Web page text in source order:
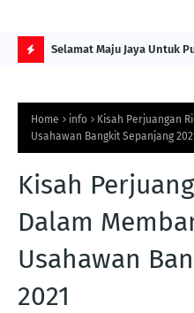
O
P
O
S
ITS Selamat Maju Jaya Untuk
Home info
Kisah Perjuangan
Usahawan Bangkit Sepanjang
Kisah
Dalam
Usahawan
2021